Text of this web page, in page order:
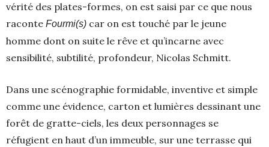
vérité des plates-formes, on est saisi par ce que nous
raconte Fourmi(s) car on est touché par le jeune
homme dont on suite le rêve et qu’incarne avec
sensibilité, subtilité, profondeur, Nicolas Schmitt.
Dans une scénographie formidable, inventive et simple
comme une évidence, carton et lumières dessinant une
forêt de gratte-ciels, les deux personnages se
réfugient en haut d’un immeuble, sur une terrasse qui